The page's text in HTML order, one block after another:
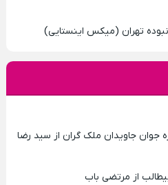
تهران (میکس اینستایی)
جوان جاویدان ملک گران از سید رضا
از مرتضی باب